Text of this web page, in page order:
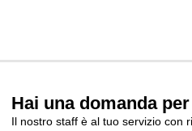
Hai una domanda
Il nostro staff è al tuo servizio con